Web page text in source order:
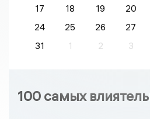
17
18 19 20
24
25 26 27
31
1 2 3
100 самых